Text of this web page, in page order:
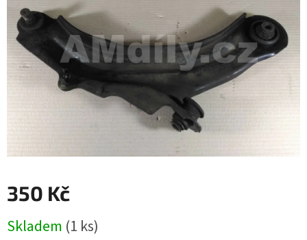
hvězdiček.
350 Kč
cena:
Skladem (1 ks)